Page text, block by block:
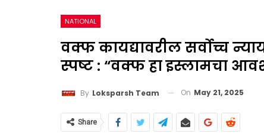
NATIONAL
वक्फ कायद्यावरील सर्वोच्च
स्पष्ट : “वक्फ हा इस्लामचा
By Loksparsh Team On May 21, 2025
Share